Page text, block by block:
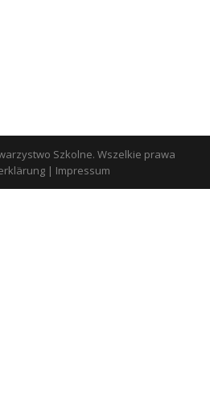
Szkolne. Wszelkie prawa
| Impressum